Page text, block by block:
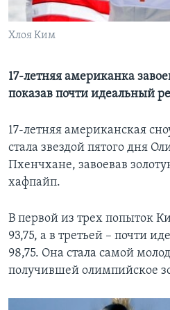
Learning English
Языки
Хлоя Ким
17-летняя американка
показав почти идеальный
17-летняя американская
стала звездой пятого дня
Пхенчхане, завоевав
хафпайп.
В первой из трех попыток
93,75, а в третьей – почти
98,75. Она стала самой
получившей олимпийское